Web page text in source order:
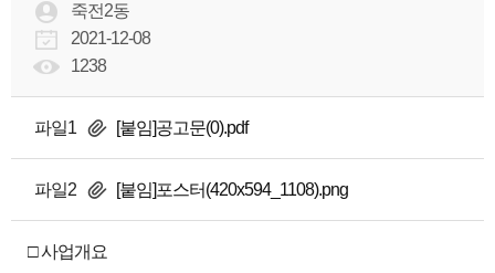
죽전2동
2021-12-08
1238
파일1 [붙임]공고문(0).pdf
파일2 [붙임]포스터(420x594_1108).png
□ 사업개요